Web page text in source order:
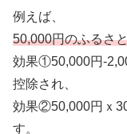
例えば、
50,000円のふるさ
効果①50,000円-
控除され、
効果②50,000円ｘ
す。